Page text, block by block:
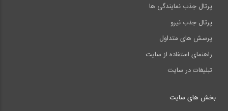
پرتال جذب نمایندگی ها
پرتال جذب نیرو
پرسش های متداول
راهنمای استفاده از سایت
تبلیغات در سایت
بخش های سایت